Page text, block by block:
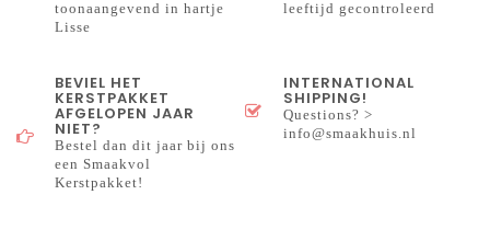
toonaangevend in hartje
Lisse
leeftijd gecontroleerd
BEVIEL HET
KERSTPAKKET
AFGELOPEN JAAR
NIET?
Bestel dan dit jaar bij ons
een Smaakvol
Kerstpakket!
INTERNATIONAL
SHIPPING!
Questions? >
info@smaakhuis.nl